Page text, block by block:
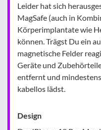
Leider hat sich
MagSafe (auch in
Körperimplantate wie
können. Trägst Du ein
magnetische Felder
Geräte und
entfernt und
kabellos lädst.
Design